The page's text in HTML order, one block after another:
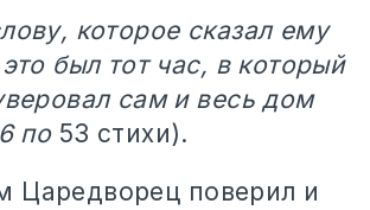
которое сказал ему
был тот час, в который
сам и весь дом
по53 стихи).
Царедворец поверил и